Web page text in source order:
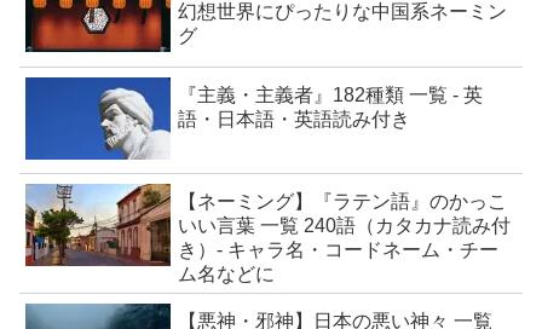
幻想世界にぴったりな中国系ネーミン
グ
『主義・主義者』182種類 一覧 - 英
語・日本語・英語読み付き
【ネーミング】『ラテン語』のかっこ
いい言葉 一覧 240語（カタカナ読み付
き）- キャラ名・コードネーム・チー
ム名などに
【悪神・邪神】日本の悪い神々 一覧